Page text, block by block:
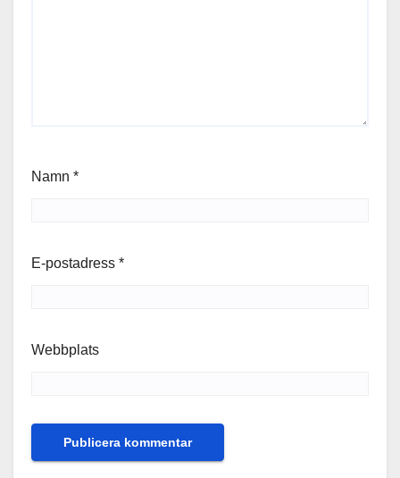
Namn *
E-postadress *
Webbplats